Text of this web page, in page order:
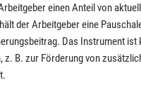
einen Anteil von
der Arbeitgeber eine
Das Instrument ist
z. B. zur Förderung von